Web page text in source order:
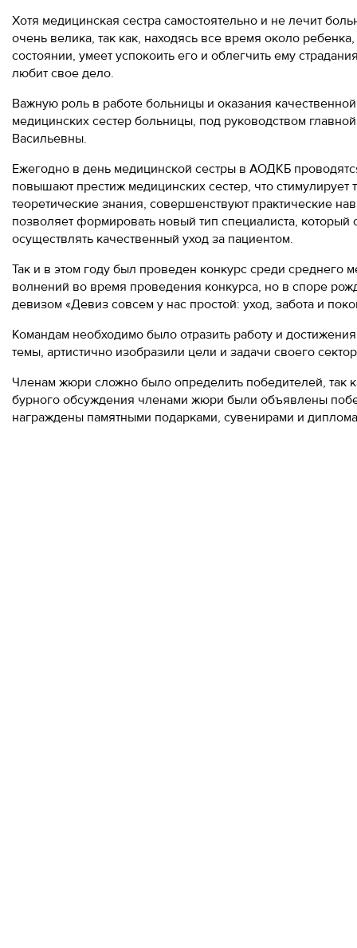
Хотя медицинская сестра самостоятельно и не лечит
очень велика, так как, находясь все время около
состоянии, умеет успокоить его и облегчить ему
любит свое дело.
Важную роль в работе больницы и оказания
медицинских сестер больницы, под руководством
Васильевны.
Ежегодно в день медицинской сестры в АОДКБ
повышают престиж медицинских сестер, что стимулирует
теоретические знания, совершенствуют практические
позволяет формировать новый тип специалиста, который
осуществлять качественный уход за пациентом.
Так и в этом году был проведен конкурс среди
волнений во время проведения конкурса, но в споре
девизом «Девиз совсем у нас простой: уход, забота и
Командам необходимо было отразить работу и
темы, артистично изобразили цели и задачи своего
Членам жюри сложно было определить победителей, так
бурного обсуждения членами жюри были объявлены
награждены памятными подарками, сувенирами и